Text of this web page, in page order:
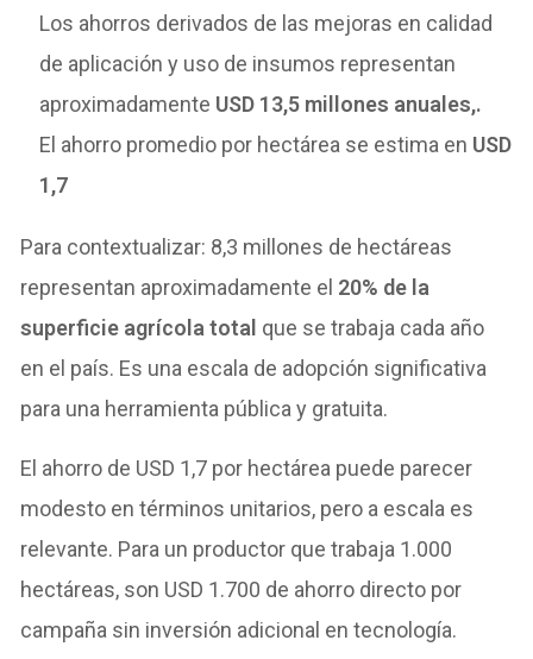
Los ahorros derivados de las mejoras en calidad
de aplicación y uso de insumos representan
aproximadamente USD 13,5 millones anuales,.
El ahorro promedio por hectárea se estima en USD
1,7
Para contextualizar: 8,3 millones de hectáreas
representan aproximadamente el 20% de la
superficie agrícola total que se trabaja cada año
en el país. Es una escala de adopción significativa
para una herramienta pública y gratuita.
El ahorro de USD 1,7 por hectárea puede parecer
modesto en términos unitarios, pero a escala es
relevante. Para un productor que trabaja 1.000
hectáreas, son USD 1.700 de ahorro directo por
campaña sin inversión adicional en tecnología.